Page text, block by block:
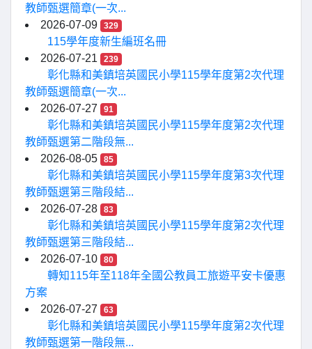
教師甄選簡章(一次...
2026-07-09
329
115學年度新生編班名冊
2026-07-21
239
彰化縣和美鎮培英國民小學115學年度第2次代理
教師甄選簡章(一次...
2026-07-27
91
彰化縣和美鎮培英國民小學115學年度第2次代理
教師甄選第二階段無...
2026-08-05
85
彰化縣和美鎮培英國民小學115學年度第3次代理
教師甄選第三階段結...
2026-07-28
83
彰化縣和美鎮培英國民小學115學年度第2次代理
教師甄選第三階段結...
2026-07-10
80
轉知115年至118年全國公教員工旅遊平安卡優惠
方案
2026-07-27
63
彰化縣和美鎮培英國民小學115學年度第2次代理
教師甄選第一階段無...